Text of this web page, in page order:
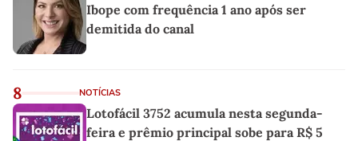
Ibope com frequência 1 ano após ser
demitida do canal
8 NOTÍCIAS
Lotofácil 3752 acumula nesta segunda-
feira e prêmio principal sobe para R$ 5